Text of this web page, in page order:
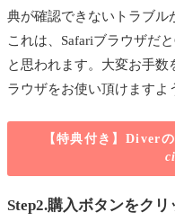
典が確認できないトラブル
これは、Safariブラウザだ
と思われます。大変お手数
ラウザをお使い頂けますよ
【特典付き】Diver
Step2.購入ボタンをクリ